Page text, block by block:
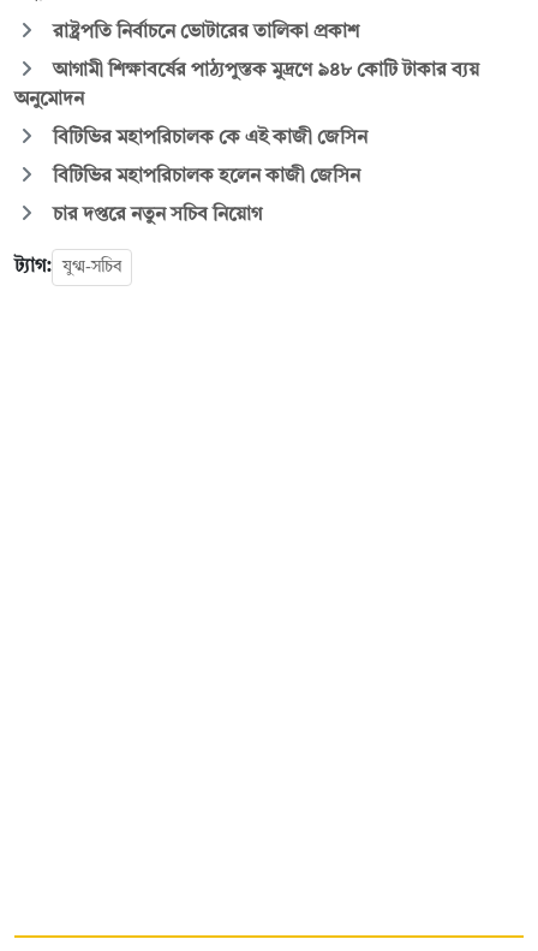
রাষ্ট্রপতি নির্বাচনে ভোটারের তালিকা প্রকাশ
আগামী শিক্ষাবর্ষের পাঠ্যপুস্তক মুদ্রণে ৯৪৮ কোটি টাকার ব্যয়
অনুমোদন
বিটিভির মহাপরিচালক কে এই কাজী জেসিন
বিটিভির মহাপরিচালক হলেন কাজী জেসিন
চার দপ্তরে নতুন সচিব নিয়োগ
ট্যাগ: যুগ্ম-সচিব